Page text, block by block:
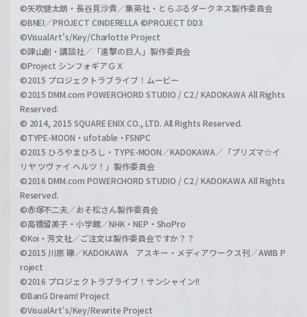
©矢吹健太朗・長谷見沙貴／集英社・とらぶるダークネス製作委員会
©BNEI／PROJECT CINDERELLA ©PROJECT DD3
©VisualArt's/Key/Charlotte Project
©諫山創・講談社／「進撃の巨人」製作委員会
©Project シンフォギアＧＸ
©2015 プロジェクトラブライブ！ムービー
©2015 DMM.com POWERCHORD STUDIO / C2 / KADOKAWA All Rights
Reserved.
© 2014, 2015 SQUARE ENIX CO., LTD. All Rights Reserved.
©TYPE-MOON・ufotable・FSNPC
©2015 ひろやまひろし・TYPE-MOON／KADOKAWA／「プリズマ☆イ
リヤ ツヴァイ ヘルツ！」製作委員会
©2016 DMM.com POWERCHORD STUDIO / C2 / KADOKAWA All Rights
Reserved.
©赤塚不二夫／おそ松さん製作委員会
©高橋留美子・小学館／NHK・NEP・ShoPro
©Koi・芳文社／ご注文は製作委員会ですか？？
©2015 川原 礫／KADOKAWA アスキー・メディアワークス刊／AWIB P
roject
©2016 プロジェクトラブライブ！サンシャイン!!
©BanG Dream! Project
©VisualArt's/Key/Rewrite Project